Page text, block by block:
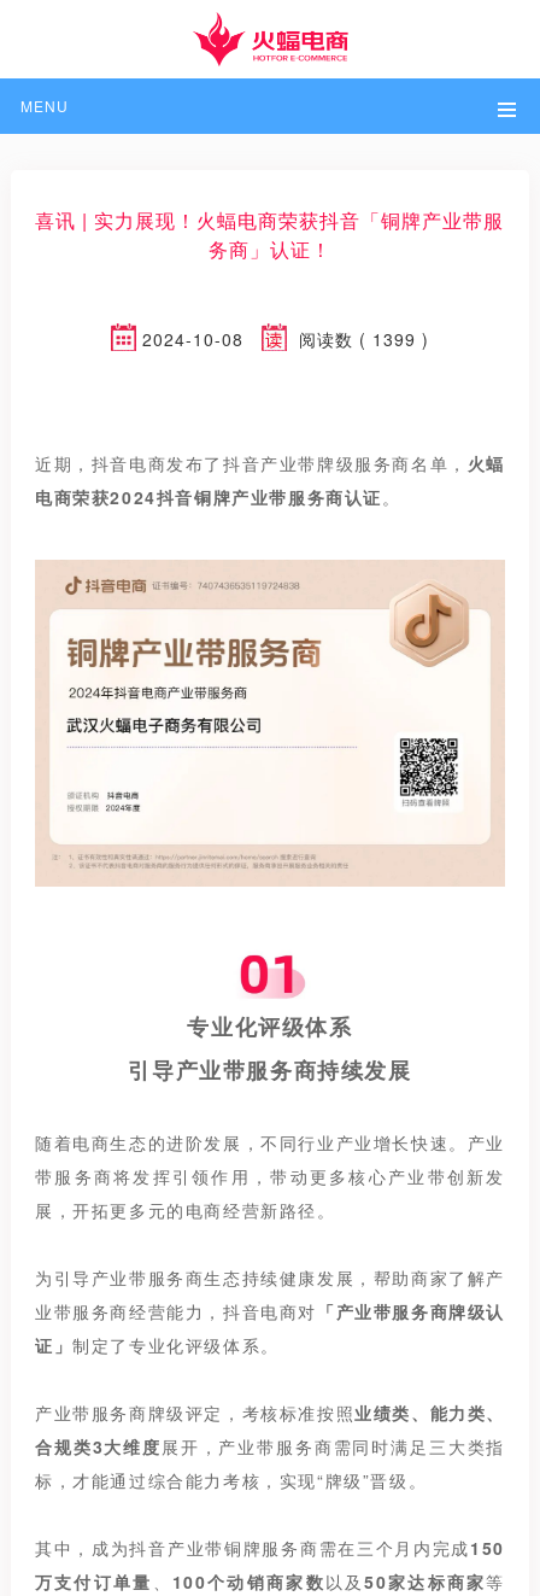
MENU
喜讯 | 实力展现！火蝠电商荣获抖音「铜牌产业带服
务商」认证！
2024-10-08 阅读数 ( 1399 )
近期，抖音电商发布了抖音产业带牌级服务商名单， 火蝠
电商荣获2024抖音铜牌产业带服务商认证 。
专业化评级体系
引导产业带服务商持续发展
随着电商生态的进阶发展，不同行业产业增长快速。产业
带服务商将发挥引领作用，带动更多核心产业带创新发
展，开拓更多元的电商经营新路径。
为引导产业带服务商生态持续健康发展，帮助商家了解产
业带服务商经营能力，抖音电商对 「产业带服务商牌级认
证」制定了专业化评级体系。
产业带服务商牌级评定，考核标准按照业绩类、能力类、
合规类3大维度展开，产业带服务商需同时满足三大类指
标，才能通过综合能力考核，实现“牌级”晋级。
其中，成为抖音产业带铜牌服务商需在三个月内完成150
万支付订单量 、 100个动销商家数以及50家达标商家等